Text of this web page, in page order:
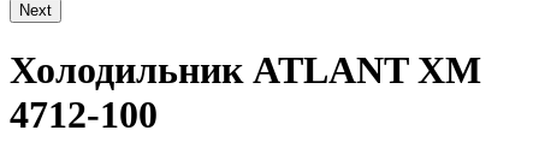
Next
Холодильник ATLANT ХМ
4712-100